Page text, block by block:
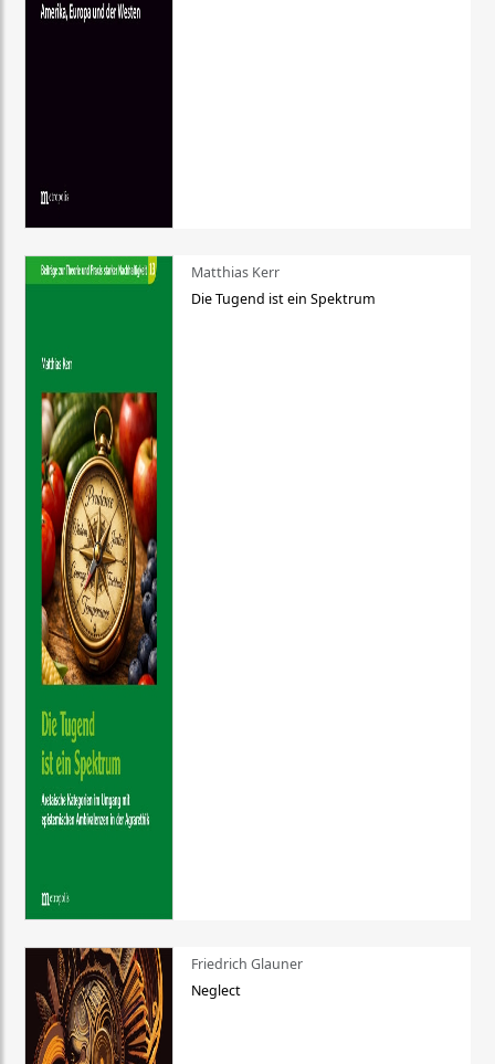
Matthias Kerr
Die Tugend ist ein Spektrum
Friedrich Glauner
Neglect